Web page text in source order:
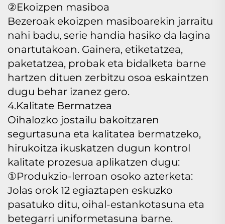
②Ekoizpen masiboa
Bezeroak ekoizpen masiboarekin jarraitu
nahi badu, serie handia hasiko da lagina
onartutakoan. Gainera, etiketatzea,
paketatzea, probak eta bidalketa barne
hartzen dituen zerbitzu osoa eskaintzen
dugu behar izanez gero.
4.Kalitate Bermatzea
Oihalozko jostailu bakoitzaren
segurtasuna eta kalitatea bermatzeko,
hirukoitza ikuskatzen dugun kontrol
kalitate prozesua aplikatzen dugu:
①Produkzio-lerroan osoko azterketa:
Jolas orok 12 egiaztapen eskuzko
pasatuko ditu, oihal-estankotasuna eta
betegarri uniformetasuna barne.